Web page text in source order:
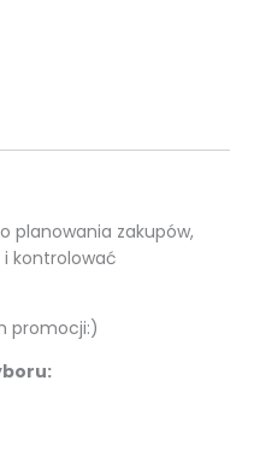
planowania zakupów,
kontrolować
promocji:)